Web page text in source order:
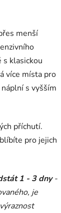
menší
klasickou
více místa pro
s vyšším
příchutí.
pro jejich
1 - 3 dny-
je